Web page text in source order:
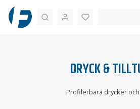
Sök
DRYCK &
Profilerbara drycker